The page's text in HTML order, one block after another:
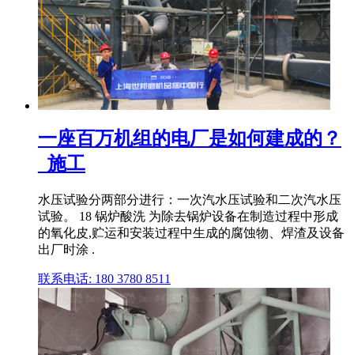
一座百万机组的电厂是如何建成的？
_施工
水压试验分两部分进行：一次汽水压试验和二次汽水压
试验。 18 锅炉酸洗 为除去锅炉设备在制造过程中形成
的氧化皮,贮运和安装过程中生成的腐蚀物、焊渣及设备
出厂时涂 .
联系电话: 180 3780 8511